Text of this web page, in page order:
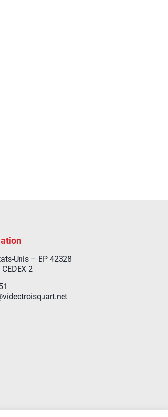
Unis – BP 42328
2